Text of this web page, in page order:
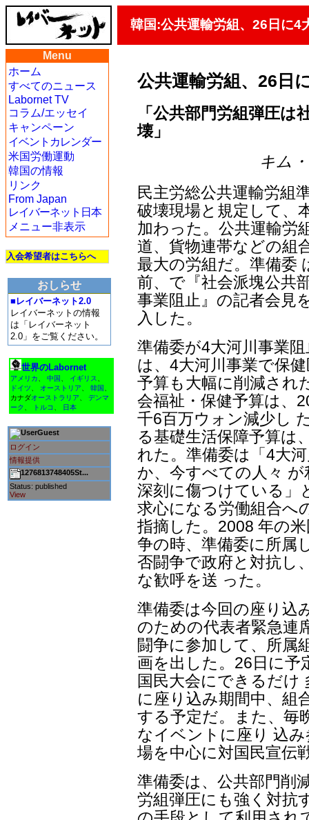
韓国:公共運輸労組、26日に4
Menu
ホーム
すべてのニュース
Labornet TV
コラム/エッセイ
キャンペーン
イベントカレンダー
米国労働運動
韓国の情報
リンク
From Japan
レイバーネット日本
メニュー非表示
入会希望者はこちらへ
おしらせ
■レイバーネット2.0
レイバーネットの情報
は「レイバーネット
2.0」をご覧ください。
世界のLabornet
アメリカ 中国 イギリス
ドイツ
オーストリア 韓国
カナダオーストラリア
デンマ
ーク
トルコ 日本
Guest
ログイン
情報提供
1276813748405St...
Status: published
View
公共運輸労組、26日
「公共部門労組弾圧は
壊」
キム
民主労総公共運輸労組
破壊現場と規定して、
加わった。公共運輸労
道、貨物連帯などの組
最大の労組だ。準備委
前、で『社会派塊公共
事業阻止』の記者会見
入した。
準備委が4大河川事業
は、4大河川事業で保
予算も大幅に削減され
会福祉・保健予算は、
千6百万ウォン減少し
る基礎生活保障予算は
れた。準備委は「4大
か、今すべての人々
深刻に傷つけている」
求心になる労働組合へ
指摘した。2008 年の
争の時、準備委に所属
否闘争で政府と対抗し
な歓呼を送 った。
準備委は今回の座り込
のための代表者緊急連
闘争に参加して、所属
画を出した。26日に予
国民大会にできるだけ
に座り込み期間中、組
する予定だ。また、毎
なイベントに座り 込
場を中心に対国民宣伝
準備委は、公共部門削
労組弾圧にも強く対抗